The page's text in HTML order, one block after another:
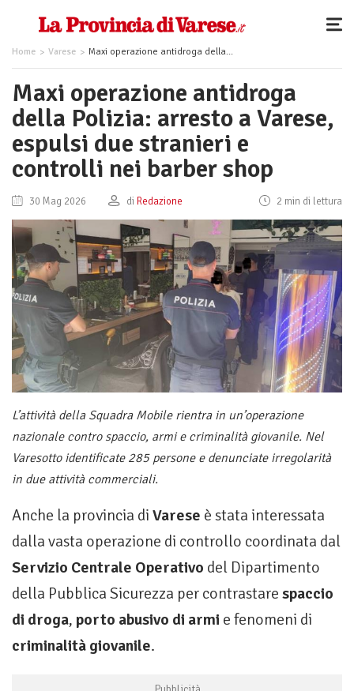
Home Varese Maxi operazione antidroga della Polizia: arresto a Varese, espulsi due stranieri e controlli nei barber shop
Maxi operazione antidroga
della Polizia: arresto a Varese,
espulsi due stranieri e
controlli nei barber shop
30 Mag 2026 di Redazione 2 min di lettura
L’attività della Squadra Mobile rientra in un’operazione
nazionale contro spaccio, armi e criminalità giovanile. Nel
Varesotto identificate 285 persone e denunciate irregolarità
in due attività commerciali.
Anche la provincia di Varese è stata interessata
dalla vasta operazione di controllo coordinata dal
Servizio Centrale Operativo del Dipartimento
della Pubblica Sicurezza per contrastare spaccio
di droga, porto abusivo di armi e fenomeni di
criminalità giovanile.